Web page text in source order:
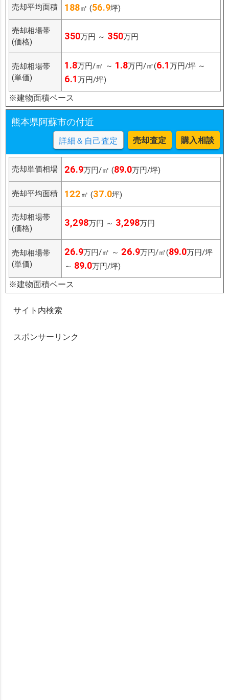
売却平均面積 188㎡ (56.9坪)
売却相場帯
(価格)
350万円 ～ 350万円
売却相場帯
(単価)
1.8万円/㎡ ～ 1.8万円/㎡(6.1万円/坪 ～
6.1万円/坪)
※建物面積ベース
熊本県阿蘇市の付近
詳細＆自己査定 売却査定 購入相談
売却単価相場 26.9万円/㎡ (89.0万円/坪)
売却平均面積 122㎡ (37.0坪)
売却相場帯
(価格)
3,298万円 ～ 3,298万円
売却相場帯
(単価)
26.9万円/㎡ ～ 26.9万円/㎡(89.0万円/坪
～ 89.0万円/坪)
※建物面積ベース
サイト内検索
スポンサーリンク